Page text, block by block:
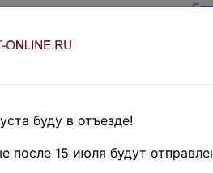
буду в отъезде!
после 15 июля будут